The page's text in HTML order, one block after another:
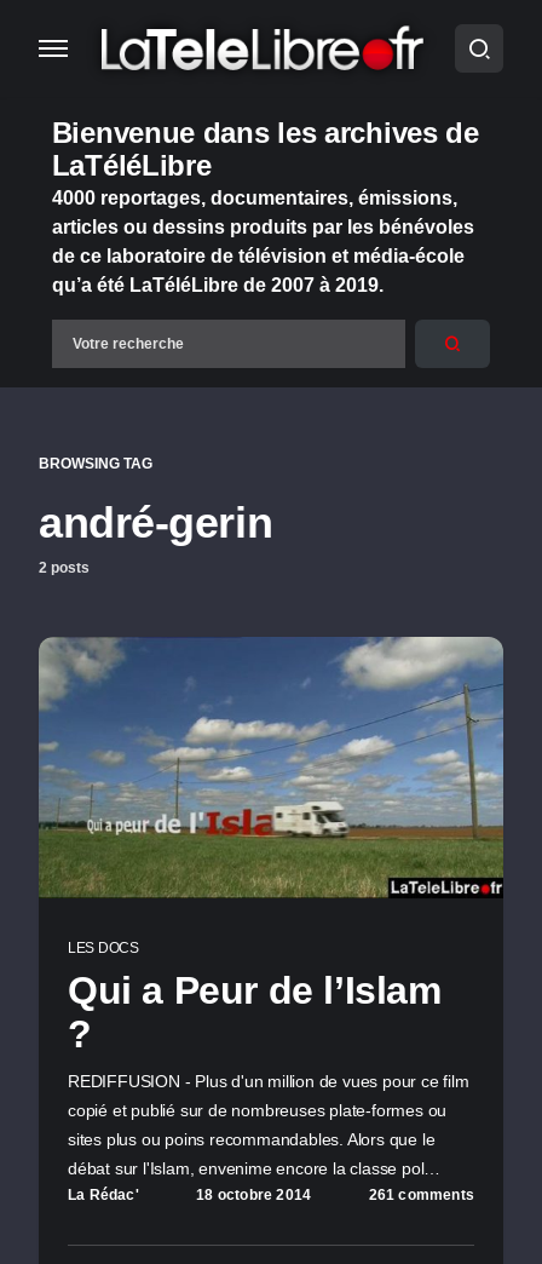
Bienvenue dans les archives de
LaTéléLibre
4000 reportages, documentaires, émissions,
articles ou dessins produits par les bénévoles
de ce laboratoire de télévision et média-école
qu’a été LaTéléLibre de 2007 à 2019.
BROWSING TAG
andré-gerin
2 posts
LES DOCS
Qui a Peur de l’Islam
?
REDIFFUSION - Plus d'un million de vues pour ce film
copié et publié sur de nombreuses plate-formes ou
sites plus ou poins recommandables. Alors que le
débat sur l'Islam, envenime encore la classe pol…
La Rédac' 18 octobre 2014 261 comments